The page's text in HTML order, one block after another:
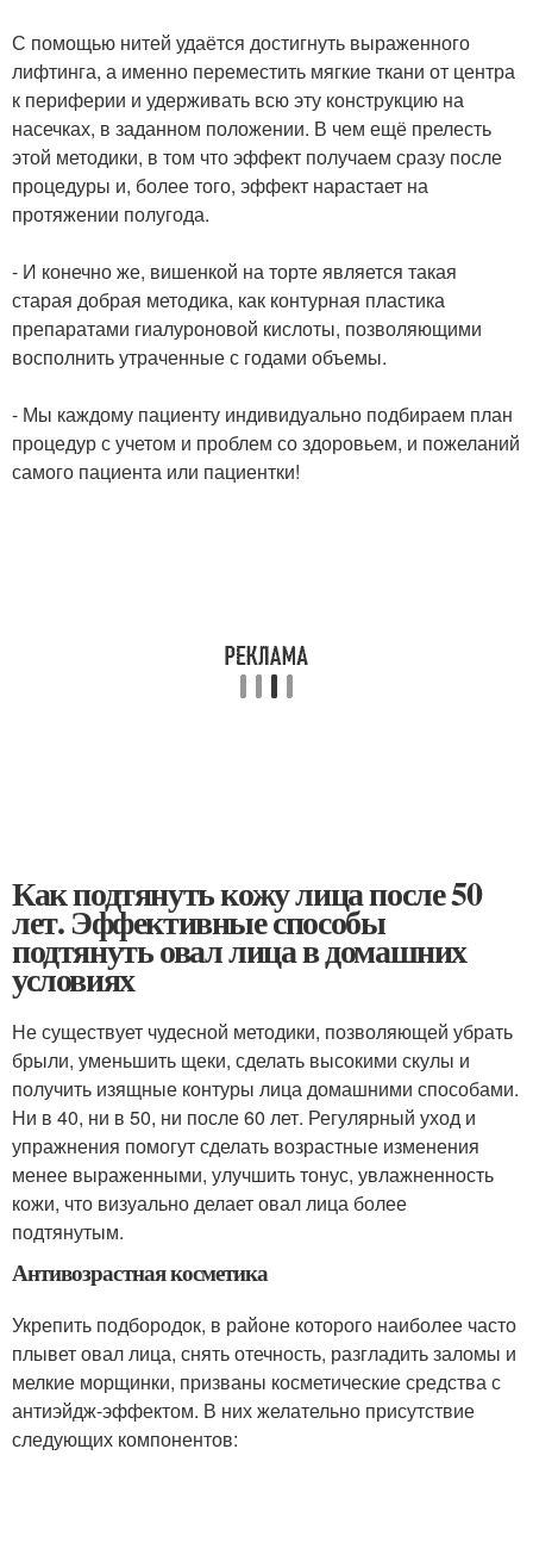
С помощью нитей удаётся достигнуть выраженного
лифтинга, а именно переместить мягкие ткани от центра
к периферии и удерживать всю эту конструкцию на
насечках, в заданном положении. В чем ещё прелесть
этой методики, в том что эффект получаем сразу после
процедуры и, более того, эффект нарастает на
протяжении полугода.
- И конечно же, вишенкой на торте является такая
старая добрая методика, как контурная пластика
препаратами гиалуроновой кислоты, позволяющими
восполнить утраченные с годами объемы.
- Мы каждому пациенту индивидуально подбираем план
процедур с учетом и проблем со здоровьем, и пожеланий
самого пациента или пациентки!
Как подтянуть кожу лица после 50
лет. Эффективные способы
подтянуть овал лица в домашних
условиях
Не существует чудесной методики, позволяющей убрать
брыли, уменьшить щеки, сделать высокими скулы и
получить изящные контуры лица домашними способами.
Ни в 40, ни в 50, ни после 60 лет. Регулярный уход и
упражнения помогут сделать возрастные изменения
менее выраженными, улучшить тонус, увлажненность
кожи, что визуально делает овал лица более
подтянутым.
Антивозрастная косметика
Укрепить подбородок, в районе которого наиболее часто
плывет овал лица, снять отечность, разгладить заломы и
мелкие морщинки, призваны косметические средства с
антиэйдж-эффектом. В них желательно присутствие
следующих компонентов: